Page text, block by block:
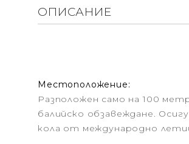
ОПИСАНИЕ
Местоположение:
Разположен само на 100
балийско обзавеждане.
кола от международно